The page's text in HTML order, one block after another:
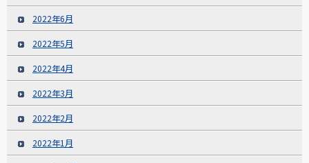
2022年6月
2022年5月
2022年4月
2022年3月
2022年2月
2022年1月